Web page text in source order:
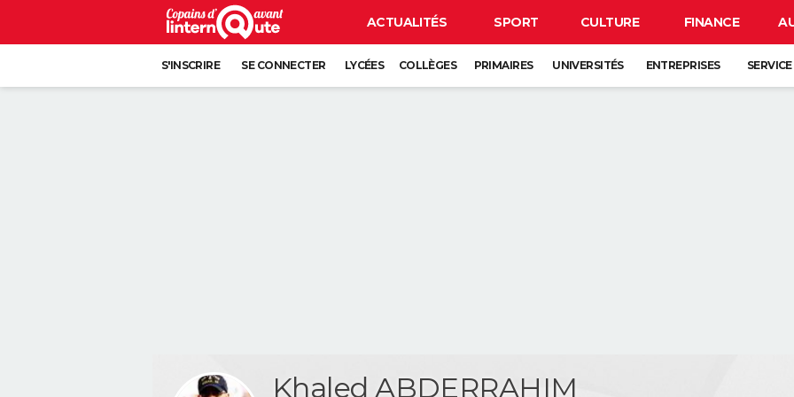
ACTUALITÉS SPORT CULTURE FINANCE
S'INSCRIRE SE CONNECTER LYCÉES COLLÈGES PRIMAIRES UNIVERSITÉS ENTREPRISES
Khaled ABDERRAHIM